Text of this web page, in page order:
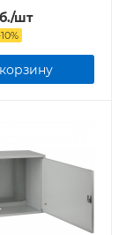
00 ЭРА
/шт
10%